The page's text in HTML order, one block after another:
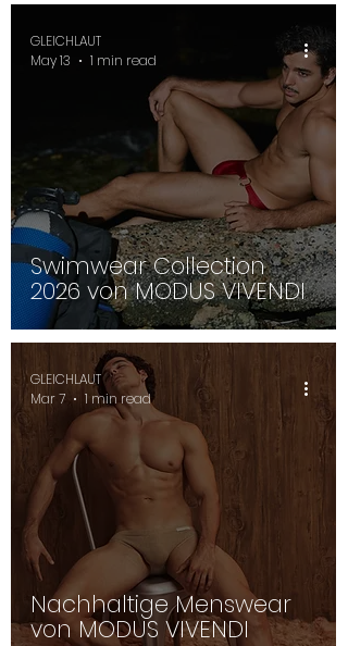
Swimwear Collection
2026 von MODUS VIVENDI
GLEICHLAUT
May 13
1 min read
Nachhaltige Menswear
von MODUS VIVENDI
GLEICHLAUT
Mar 7
1 min read